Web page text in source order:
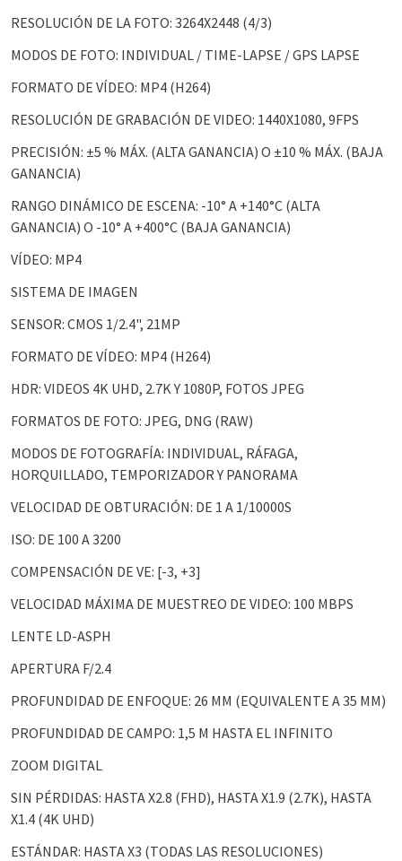
RESOLUCIÓN DE LA FOTO: 3264X2448 (4/3)
MODOS DE FOTO: INDIVIDUAL / TIME-LAPSE / GPS LAPSE
FORMATO DE VÍDEO: MP4 (H264)
RESOLUCIÓN DE GRABACIÓN DE VIDEO: 1440X1080, 9FPS
PRECISIÓN: ±5 % MÁX. (ALTA GANANCIA) O ±10 % MÁX. (BAJA
GANANCIA)
RANGO DINÁMICO DE ESCENA: -10° A +140°C (ALTA
GANANCIA) O -10° A +400°C (BAJA GANANCIA)
VÍDEO: MP4
SISTEMA DE IMAGEN
SENSOR: CMOS 1/2.4", 21MP
FORMATO DE VÍDEO: MP4 (H264)
HDR: VIDEOS 4K UHD, 2.7K Y 1080P, FOTOS JPEG
FORMATOS DE FOTO: JPEG, DNG (RAW)
MODOS DE FOTOGRAFÍA: INDIVIDUAL, RÁFAGA,
HORQUILLADO, TEMPORIZADOR Y PANORAMA
VELOCIDAD DE OBTURACIÓN: DE 1 A 1/10000S
ISO: DE 100 A 3200
COMPENSACIÓN DE VE: [-3, +3]
VELOCIDAD MÁXIMA DE MUESTREO DE VIDEO: 100 MBPS
LENTE LD-ASPH
APERTURA F/2.4
PROFUNDIDAD DE ENFOQUE: 26 MM (EQUIVALENTE A 35 MM)
PROFUNDIDAD DE CAMPO: 1,5 M HASTA EL INFINITO
ZOOM DIGITAL
SIN PÉRDIDAS: HASTA X2.8 (FHD), HASTA X1.9 (2.7K), HASTA
X1.4 (4K UHD)
ESTÁNDAR: HASTA X3 (TODAS LAS RESOLUCIONES)